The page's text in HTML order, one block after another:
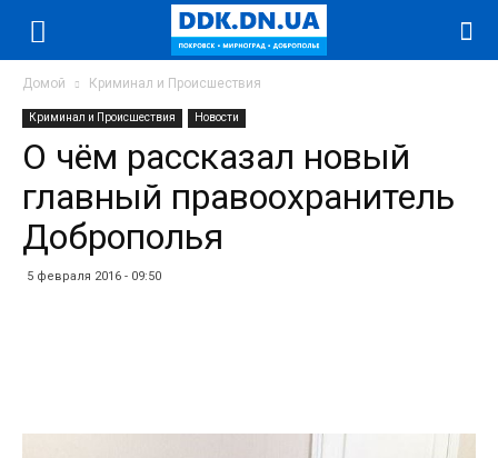
Домой Криминал и Происшествия
Криминал и Происшествия Новости
О чём рассказал новый
главный правоохранитель
Доброполья
5 февраля 2016 - 09:50